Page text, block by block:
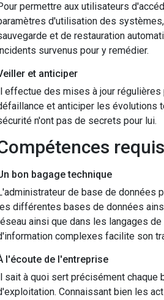
permettre aux utilisateurs
d'utilisation des
et de restauration
survenus pour y remédier.
et anticiper
effectue des mises à jour
et anticiper les évolutions
n'ont pas de secrets pour lui.
Compétences
bon bagage technique
de base de données
différentes bases de données
ainsi que dans les langages
complexes facilite son
l'écoute de l'entreprise
sait à quoi sert précisément chaque
Connaissant bien les